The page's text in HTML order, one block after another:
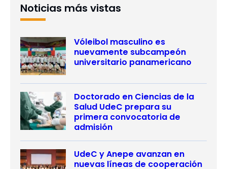
Noticias más vistas
Vóleibol masculino es
nuevamente subcampeón
universitario panamericano
Doctorado en Ciencias de la
Salud UdeC prepara su
primera convocatoria de
admisión
UdeC y Anepe avanzan en
nuevas líneas de cooperación